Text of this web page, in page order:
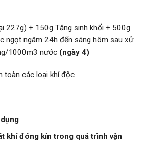
227g) + 150g Tăng sinh khối + 500g
ngọt ngâm 24h đến sáng hôm sau xử
1000m3 nước (ngày 4)
toàn các loại khí độc
khí đóng kín trong quá trình vận